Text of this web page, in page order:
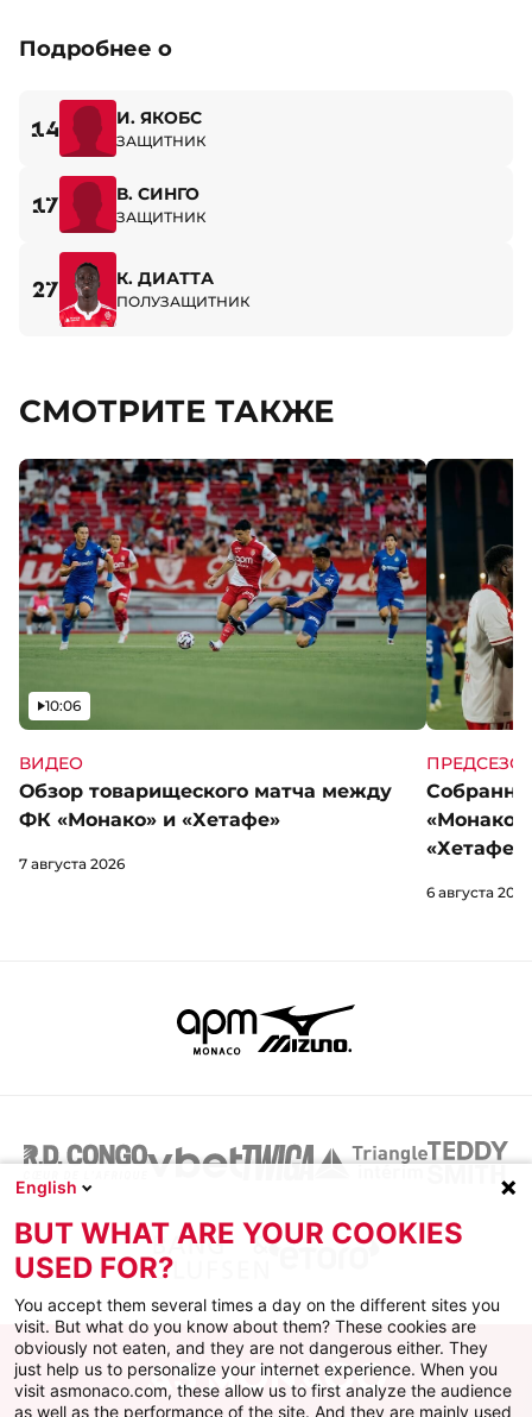
Подробнее о
14 И. ЯКОБС
ЗАЩИТНИК
17 В. СИНГО
ЗАЩИТНИК
27 К. ДИАТТА
ПОЛУЗАЩИТНИК
СМОТРИТЕ ТАКЖЕ
ВИДЕО
Обзор товарищеского матча между
ФК «Монако» и «Хетафе»
Видео
10:06
7 августа 2026
«Хетафе»
6 августа 2026
English
BUT WHAT ARE YOUR COOKIES
USED FOR?
You accept them several times a day on the different sites you
visit. But what do you know about them? These cookies are
obviously not eaten, and they are not dangerous either. They
just help us to personalize your internet experience. When you
visit asmonaco.com, these allow us to first analyze the audience
as well as the performance of the site. And they are mainly used